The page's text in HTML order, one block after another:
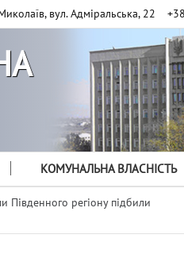
вул. Адміральська, 22
КОМУНАЛЬНА ВЛАСНІСТЬ
регіону підбили